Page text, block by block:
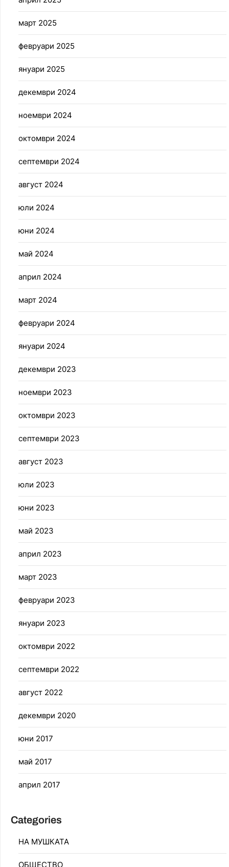
март 2025
февруари 2025
януари 2025
декември 2024
ноември 2024
октомври 2024
септември 2024
август 2024
юли 2024
юни 2024
май 2024
април 2024
март 2024
февруари 2024
януари 2024
декември 2023
ноември 2023
октомври 2023
септември 2023
август 2023
юли 2023
юни 2023
май 2023
април 2023
март 2023
февруари 2023
януари 2023
октомври 2022
септември 2022
август 2022
декември 2020
юни 2017
май 2017
април 2017
Categories
НА МУШКАТА
ОБЩЕСТВО